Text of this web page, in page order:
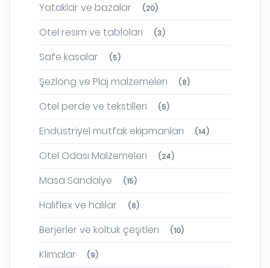
Yataklar ve bazalar (20)
Otel resim ve tabloları (3)
Safe kasalar (5)
Şezlong ve Plaj malzemeleri (8)
Otel perde ve tekstilleri (5)
Endüstriyel mutfak ekipmanları (14)
Otel Odası Malzemeleri (24)
Masa Sandalye (15)
Halıflex ve halılar (8)
Berjerler ve koltuk çeşitleri (10)
Klimalar (9)